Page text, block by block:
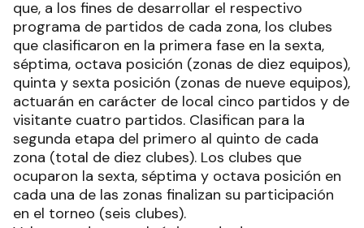
que, a los fines de desarrollar el respectivo
programa de partidos de cada zona, los clubes
que clasificaron en la primera fase en la sexta,
séptima, octava posición (zonas de diez equipos),
quinta y sexta posición (zonas de nueve equipos),
actuarán en carácter de local cinco partidos y de
visitante cuatro partidos. Clasifican para la
segunda etapa del primero al quinto de cada
zona (total de diez clubes). Los clubes que
ocuparon la sexta, séptima y octava posición en
cada una de las zonas finalizan su participación
en el torneo (seis clubes).